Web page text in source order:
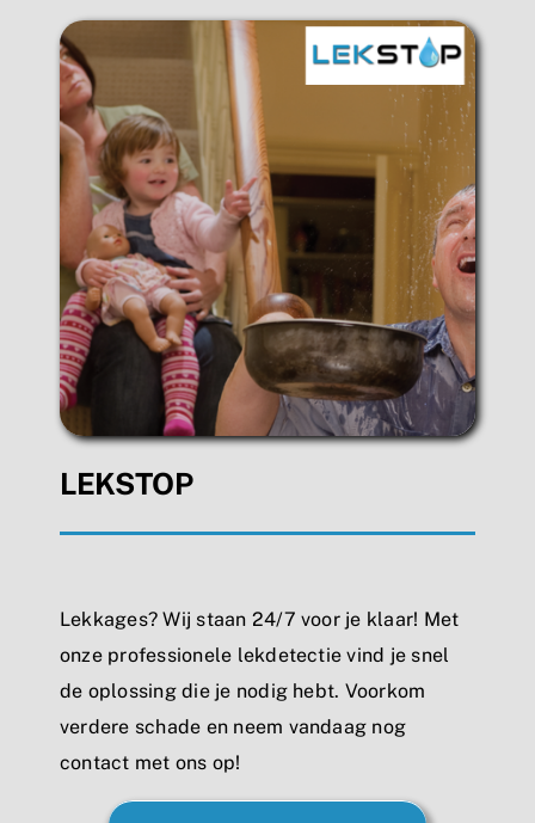
LEKSTOP
Lekkages? Wij staan 24/7 voor je klaar! Met
onze professionele lekdetectie vind je snel
de oplossing die je nodig hebt. Voorkom
verdere schade en neem vandaag nog
contact met ons op!